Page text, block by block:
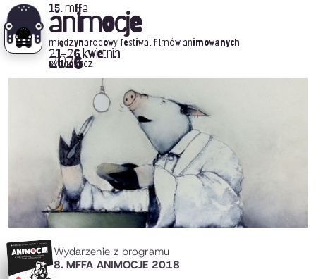
15. mffa
animocje
2026
międzynarodowy festiwal filmów animowanych
21-26 kwietnia
Bydgoszcz
Wydarzenie z programu
8. MFFA ANIMOCJE 2018